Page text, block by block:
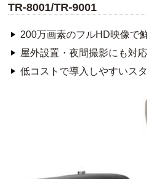
TR-8001/TR-9001
200万画素のフルHD映像で
屋外設置・夜間撮影にも対応
低コストで導入しやすいス